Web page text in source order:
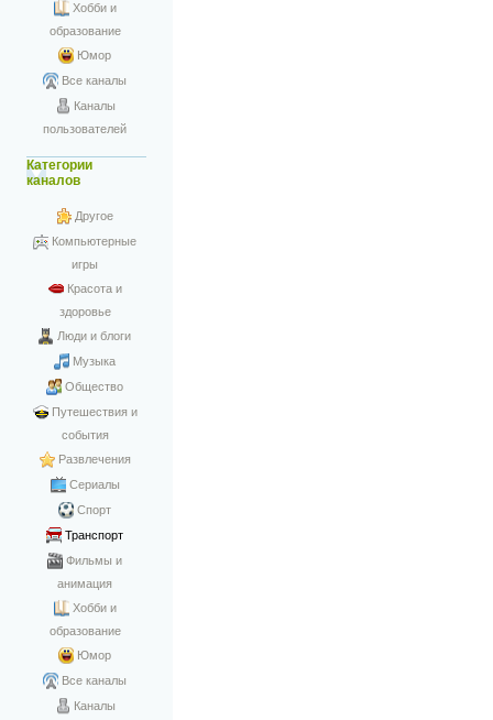
Хобби и
образование
Юмор
Все каналы
Каналы
пользователей
Категории
каналов
Другое
Компьютерные
игры
Красота и
здоровье
Люди и блоги
Музыка
Общество
Путешествия и
события
Развлечения
Сериалы
Спорт
Транспорт
Фильмы и
анимация
Хобби и
образование
Юмор
Все каналы
Каналы